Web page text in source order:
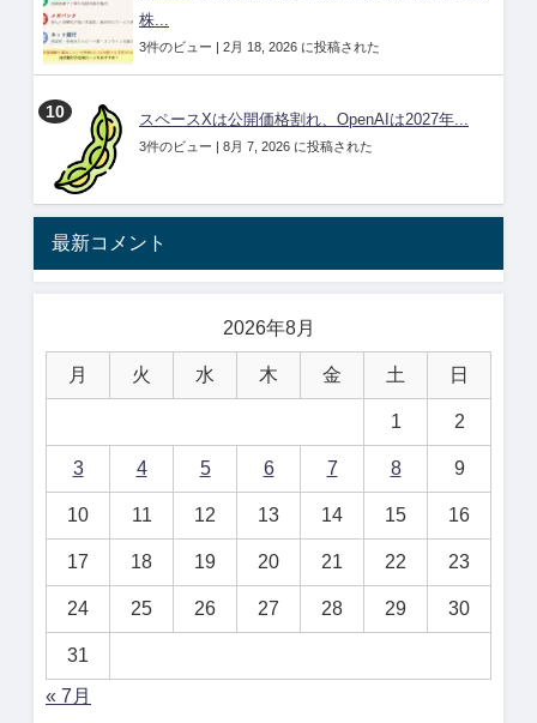
株...
3件のビュー | 2月 18, 2026 に投稿された
スペースXは公開価格割れ、OpenAIは2027年...
3件のビュー | 8月 7, 2026 に投稿された
最新コメント
2026年8月
月 火 水 木 金 土 日
1 2
3 4 5 6 7 8 9
10 11 12 13 14 15 16
17 18 19 20 21 22 23
24 25 26 27 28 29 30
31
« 7月